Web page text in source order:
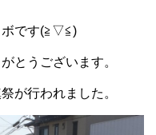
ボです(≧▽≦)
とうございます。
が行われました。